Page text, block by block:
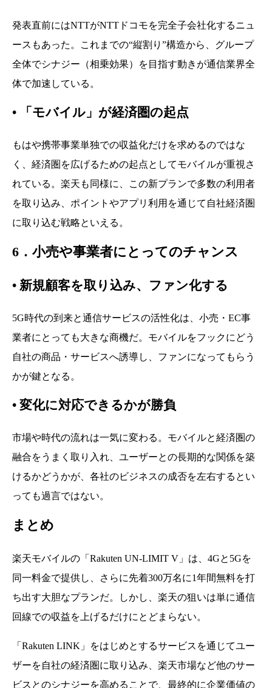
発表直前にはNTTがNTTドコモを完全子会社化するニュ
ースもあった。これまでの“縦割り”構造から、グループ
全体でシナジー（相乗効果）を目指す動きが通信業界全
体で加速している。
• 「モバイル」が経済圏の起点
もはや携帯事業単独での収益化だけを求めるのではな
く、経済圏を広げるための起点としてモバイルが重視さ
れている。楽天も同様に、この新プランで多数の利用者
を取り込み、ポイントやアプリ利用を通じて自社経済圏
に取り込む戦略といえる。
6．小売や事業者にとってのチャンス
• 新規顧客を取り込み、ファン化する
5G時代の到来と通信サービスの活性化は、小売・EC事
業者にとっても大きな商機だ。モバイルをフックにどう
自社の商品・サービスへ誘導し、ファンになってもらう
かが鍵となる。
• 変化に対応できるかが勝負
市場や時代の流れは一気に変わる。モバイルと経済圏の
融合をうまく取り入れ、ユーザーとの長期的な関係を築
けるかどうかが、各社のビジネスの成否を左右するとい
っても過言ではない。
まとめ
楽天モバイルの「Rakuten UN-LIMIT V」は、4Gと5Gを
同一料金で提供し、さらに先着300万名に1年間無料を打
ち出す大胆なプランだ。しかし、楽天の狙いは単に通信
回線での収益を上げるだけにとどまらない。
「Rakuten LINK」をはじめとするサービスを通じてユー
ザーを自社の経済圏に取り込み、楽天市場など他のサー
ビスとのシナジーを高めることで、最終的に企業価値の